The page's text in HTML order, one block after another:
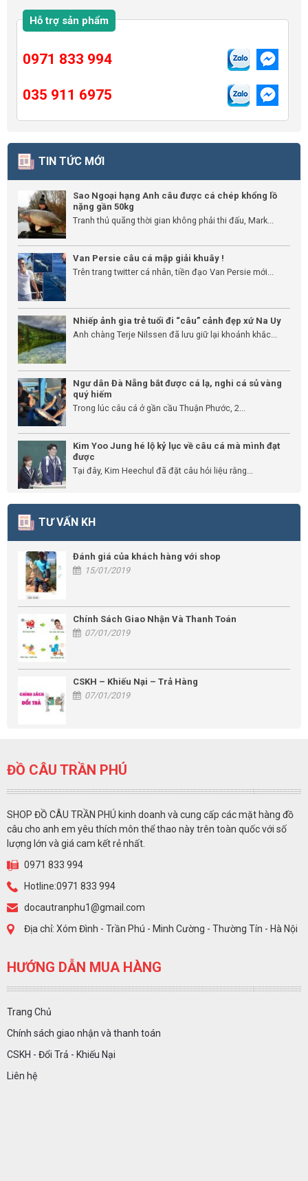
Hỗ trợ sản phẩm
0971 833 994
035 911 6975
TIN TỨC MỚI
Sao Ngoại hạng Anh câu được cá chép khổng lồ
nặng gần 50kg
Tranh thủ quãng thời gian không phải thi đấu, Mark...
Van Persie câu cá mập giải khuây !
Trên trang twitter cá nhân, tiền đạo Van Persie mới...
Nhiếp ảnh gia trẻ tuổi đi “câu” cảnh đẹp xứ Na Uy
Anh chàng Terje Nilssen đã lưu giữ lại khoảnh khắc...
Ngư dân Đà Nẵng bắt được cá lạ, nghi cá sủ vàng
quý hiếm
Trong lúc câu cá ở gần cầu Thuận Phước, 2...
Kim Yoo Jung hé lộ kỷ lục về câu cá mà mình đạt
được
Tại đây, Kim Heechul đã đặt câu hỏi liệu rằng...
TƯ VẤN KH
Đánh giá của khách hàng với shop
15/01/2019
Chính Sách Giao Nhận Và Thanh Toán
07/01/2019
CSKH – Khiếu Nại – Trả Hàng
07/01/2019
ĐỒ CÂU TRẦN PHÚ
SHOP ĐỒ CÂU TRẦN PHÚ kinh doanh và cung cấp các mặt hàng đồ
câu cho anh em yêu thích môn thể thao này trên toàn quốc với số
lượng lớn và giá cam kết rẻ nhất.
0971 833 994
Hotline:0971 833 994
docautranphu1@gmail.com
Địa chỉ: Xóm Đình - Trần Phú - Minh Cường - Thường Tín - Hà Nội
HƯỚNG DẪN MUA HÀNG
Trang Chủ
Chính sách giao nhận và thanh toán
CSKH - Đổi Trả - Khiếu Nại
Liên hệ